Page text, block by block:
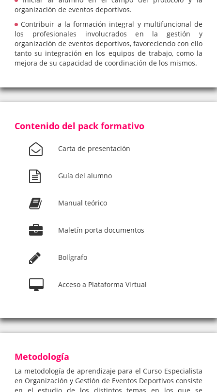
organización de eventos deportivos.
Contribuir a la formación integral y multifuncional de
los profesionales involucrados en la gestión y
organización de eventos deportivos, favoreciendo con ello
tanto su integración en los equipos de trabajo, como la
mejora de su capacidad de coordinación de los mismos.
Contenido del pack formativo
Carta de presentación
Guía del alumno
Manual teórico
Maletín porta documentos
Bolígrafo
Acceso a Plataforma Virtual
Metodología
La metodología de aprendizaje para el Curso Especialista
en Organización y Gestión de Eventos Deportivos consiste
en el estudio de los distintos temas en los que se